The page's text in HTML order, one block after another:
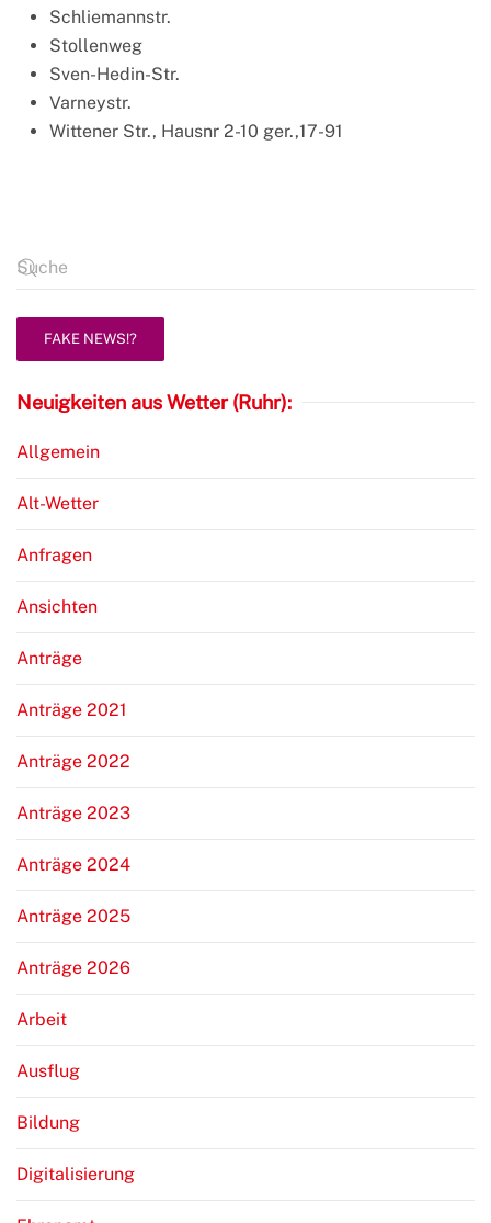
Schliemannstr.
Stollenweg
Sven-Hedin-Str.
Varneystr.
Wittener Str., Hausnr 2-10 ger.,17-91
FAKE NEWS!?
Neuigkeiten aus Wetter (Ruhr):
Allgemein
Alt-Wetter
Anfragen
Ansichten
Anträge
Anträge 2021
Anträge 2022
Anträge 2023
Anträge 2024
Anträge 2025
Anträge 2026
Arbeit
Ausflug
Bildung
Digitalisierung